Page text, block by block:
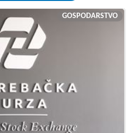
GOSPODARSTVO